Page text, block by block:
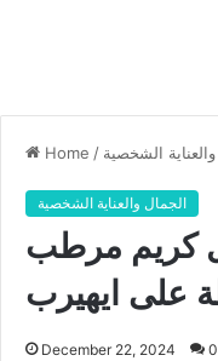
Home / الشخصية
الجمال والعناية الشخصية
كريم مرطب
على ايهيرب
December 22, 2024 0